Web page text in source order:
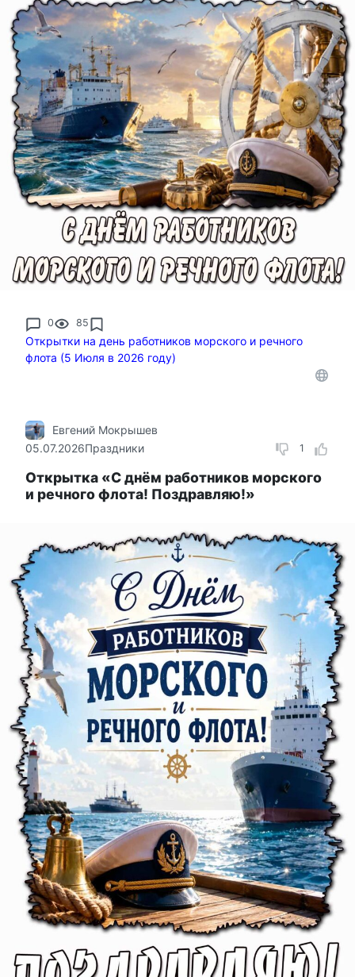
0 85
Открытки на день работников морского и речного
флота (5 Июля в 2026 году)
1
Евгений Мокрышев
05.07.2026Праздники
Открытка «С днём работников морского
и речного флота! Поздравляю!»